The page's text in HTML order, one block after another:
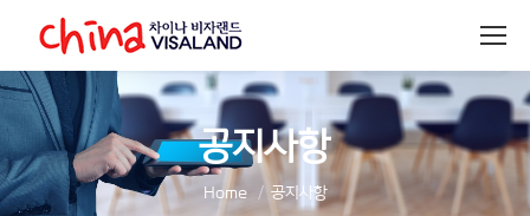
공지사항
You are here:
Home 공지사항